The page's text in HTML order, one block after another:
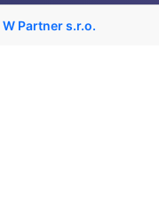
W Partner s.r.o.